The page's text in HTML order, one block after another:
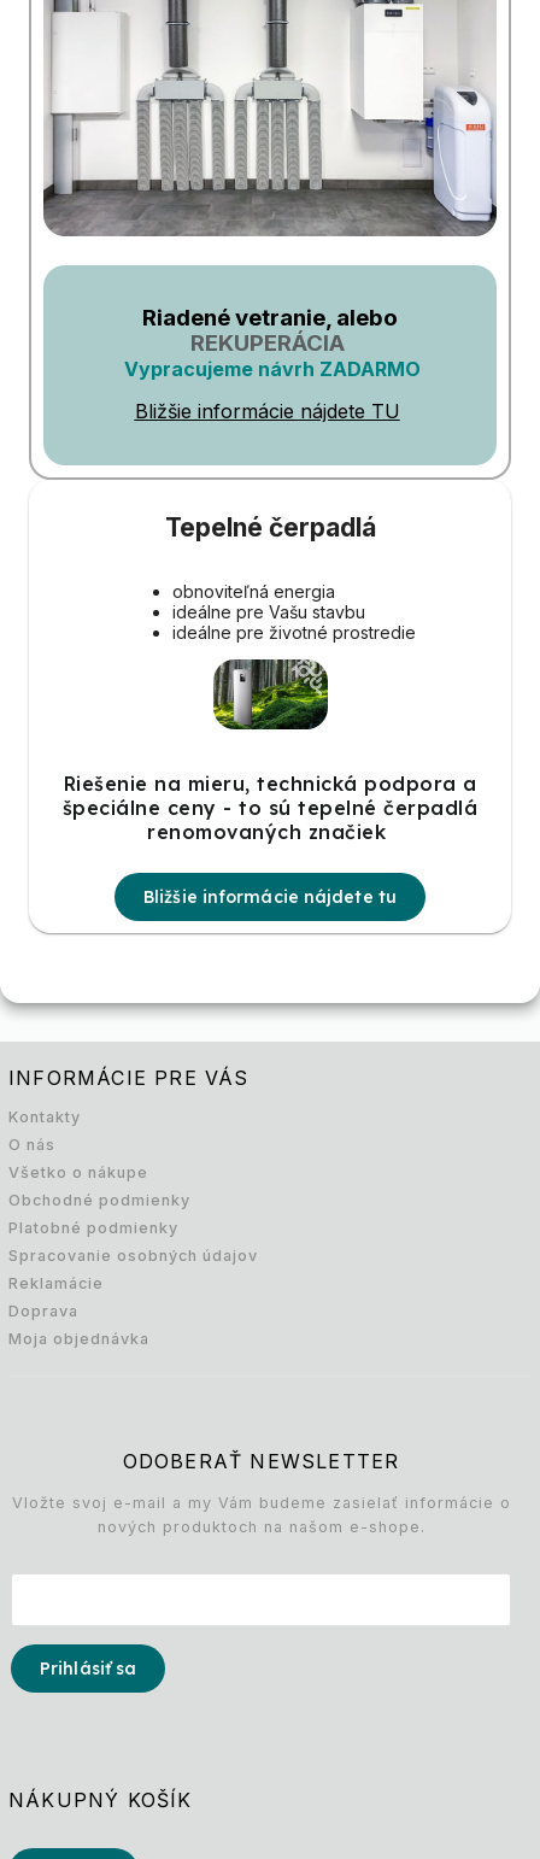
Riadené vetranie, alebo
REKUPERÁCIA
Vypracujeme návrh ZADARMO
Bližšie informácie nájdete TU
Tepelné čerpadlá
obnoviteľná energia
ideálne pre Vašu stavbu
ideálne pre životné prostredie
Riešenie na mieru, technická podpora a
špeciálne ceny - to sú tepelné čerpadlá
renomovaných značiek
Bližšie informácie nájdete tu
INFORMÁCIE PRE VÁS
Kontakty
O nás
Všetko o nákupe
Obchodné podmienky
Platobné podmienky
Spracovanie osobných údajov
Reklamácie
Doprava
Moja objednávka
ODOBERAŤ NEWSLETTER
Vložte svoj e-mail a my Vám budeme zasielať informácie o
nových produktoch na našom e-shope.
Prihlásiť sa
NÁKUPNÝ KOŠÍK